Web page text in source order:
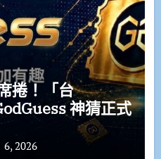
捲！「台
神猜正式
6, 2026